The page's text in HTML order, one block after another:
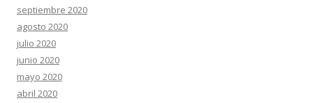
septiembre 2020
agosto 2020
julio 2020
junio 2020
mayo 2020
abril 2020